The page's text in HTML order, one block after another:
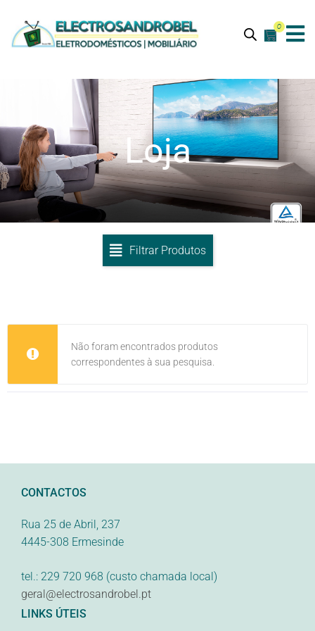
0
Loja
Filtrar Produtos
Não foram encontrados produtos
correspondentes à sua pesquisa.
CONTACTOS
Rua 25 de Abril, 237
4445-308 Ermesinde
tel.: 229 720 968 (custo chamada local)
geral@electrosandrobel.pt
LINKS ÚTEIS